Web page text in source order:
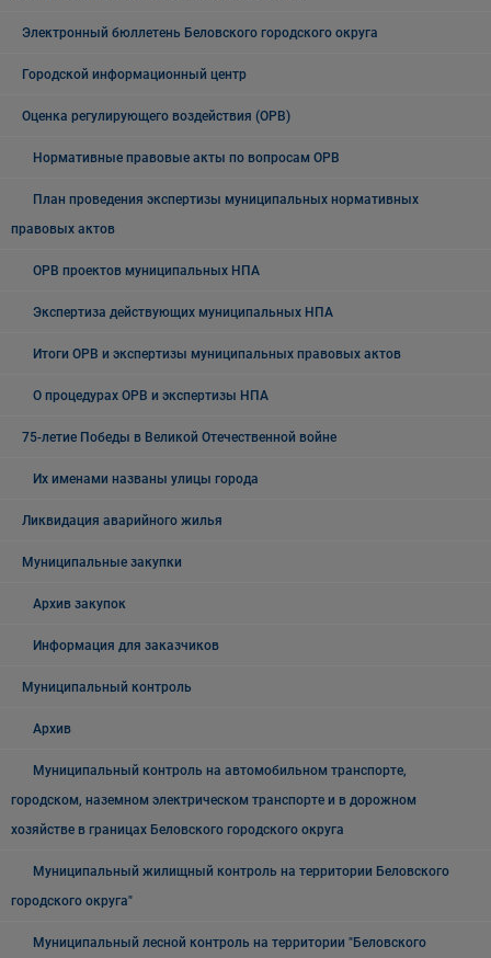
Электронный бюллетень Беловского городского округа
Городской информационный центр
Оценка регулирующего воздействия (ОРВ)
Нормативные правовые акты по вопросам ОРВ
План проведения экспертизы муниципальных нормативных
правовых актов
ОРВ проектов муниципальных НПА
Экспертиза действующих муниципальных НПА
Итоги ОРВ и экспертизы муниципальных правовых актов
О процедурах ОРВ и экспертизы НПА
75-летие Победы в Великой Отечественной войне
Их именами названы улицы города
Ликвидация аварийного жилья
Муниципальные закупки
Архив закупок
Информация для заказчиков
Муниципальный контроль
Архив
Муниципальный контроль на автомобильном транспорте,
городском, наземном электрическом транспорте и в дорожном
хозяйстве в границах Беловского городского округа
Муниципальный жилищный контроль на территории Беловского
городского округа"
Муниципальный лесной контроль на территории "Беловского